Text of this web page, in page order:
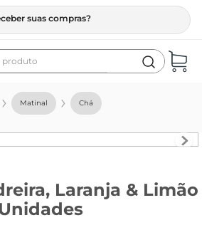
suas compras?
Matinal Chá
Laranja & Limão